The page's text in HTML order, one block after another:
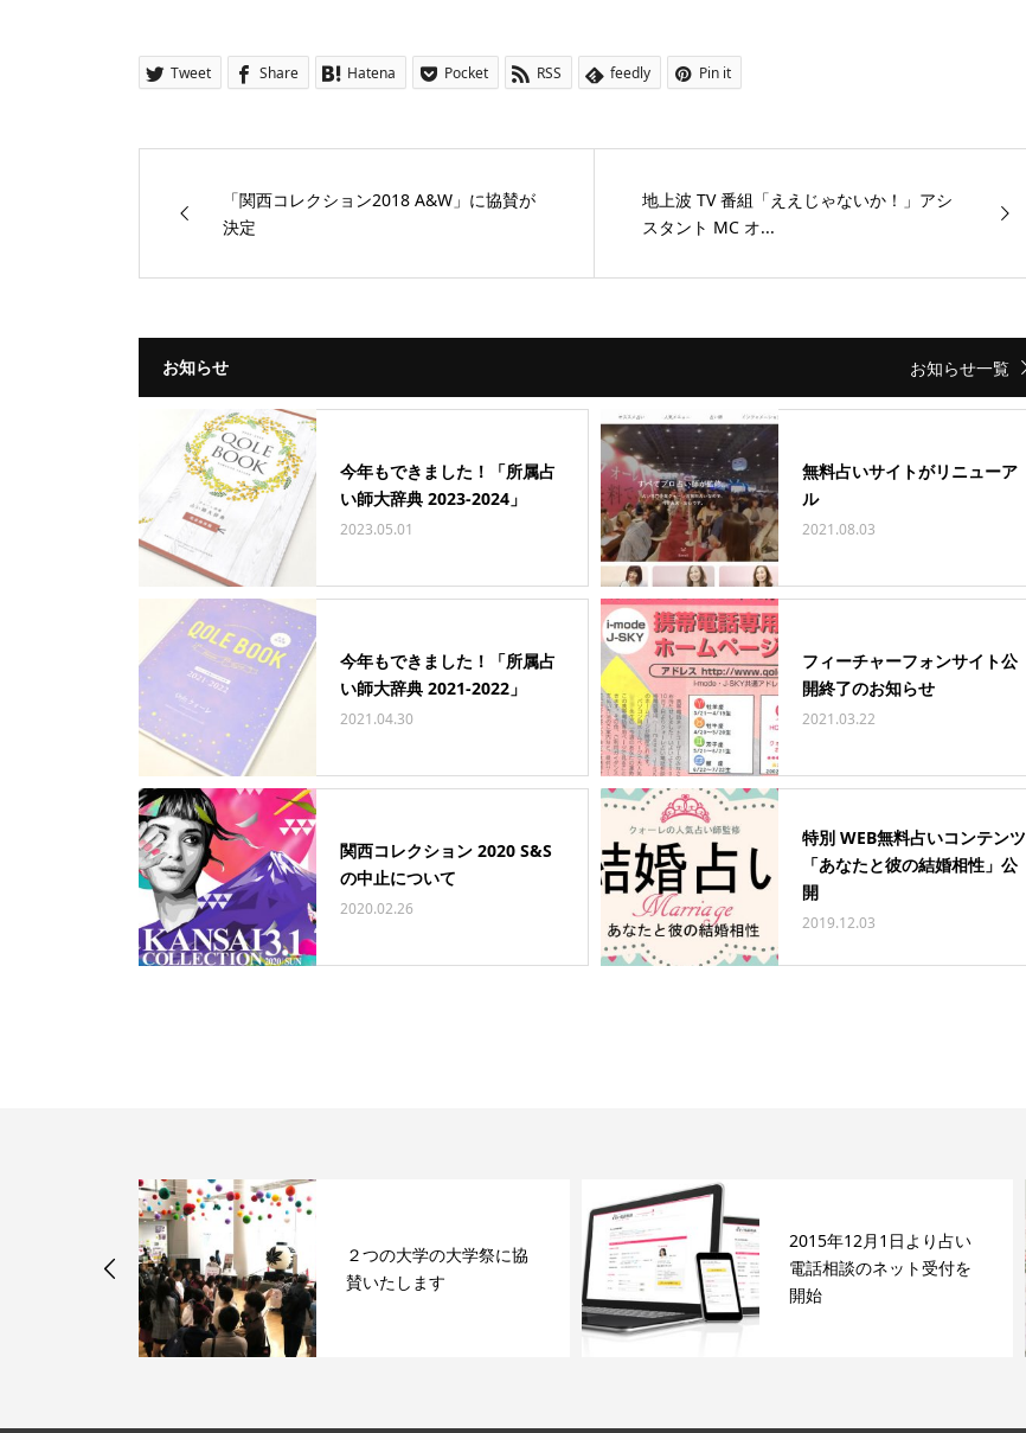
Tweet Share Hatena Pocket RSS feedly Pin it
「関西コレクション2018 A&W」に協賛が
決定
地上波 TV 番組「ええじゃないか！」アシ
スタント MC オ...
お知らせ お知らせ一覧
今年もできました！「所属占
い師大辞典 2023-2024」
2023.05.01
無料占いサイトがリニューア
ル
2021.08.03
今年もできました！「所属占
い師大辞典 2021-2022」
2021.04.30
フィーチャーフォンサイト公
開終了のお知らせ
2021.03.22
関西コレクション 2020 S&S
の中止について
2020.02.26
特別 WEB無料占いコンテンツ
「あなたと彼の結婚相性」公
開
2019.12.03
２つの大学の大学祭に協
賛いたします
2015年12月1日より占い
電話相談のネット受付を
開始